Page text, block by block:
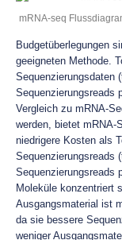
mRNA-seq
Budgetüberlegungen
geeigneten Methode.
Sequenzierungsdaten
Sequenzierungsreads
Vergleich zu mRNA-
werden, bietet mRNA-
niedrigere Kosten als
Sequenzierungsreads
Sequenzierungsreads
Moleküle konzentriert
Ausgangsmaterial ist
da sie bessere
weniger